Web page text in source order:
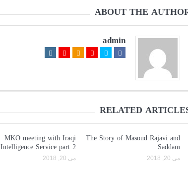
ABOUT THE
admin
RELATED
The Story of Masoud Rajavi and
Saddam
می 20, 2018
MKO meeting with Iraqi
Intelligence Service part 2
می 20, 2018